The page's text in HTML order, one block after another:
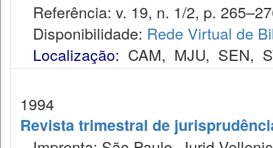
Referência: v. 19, n. 1/2, p.
Disponibilidade: Rede Virtual de
Localização: CAM, MJU, SEN,
1994
Revista trimestral de